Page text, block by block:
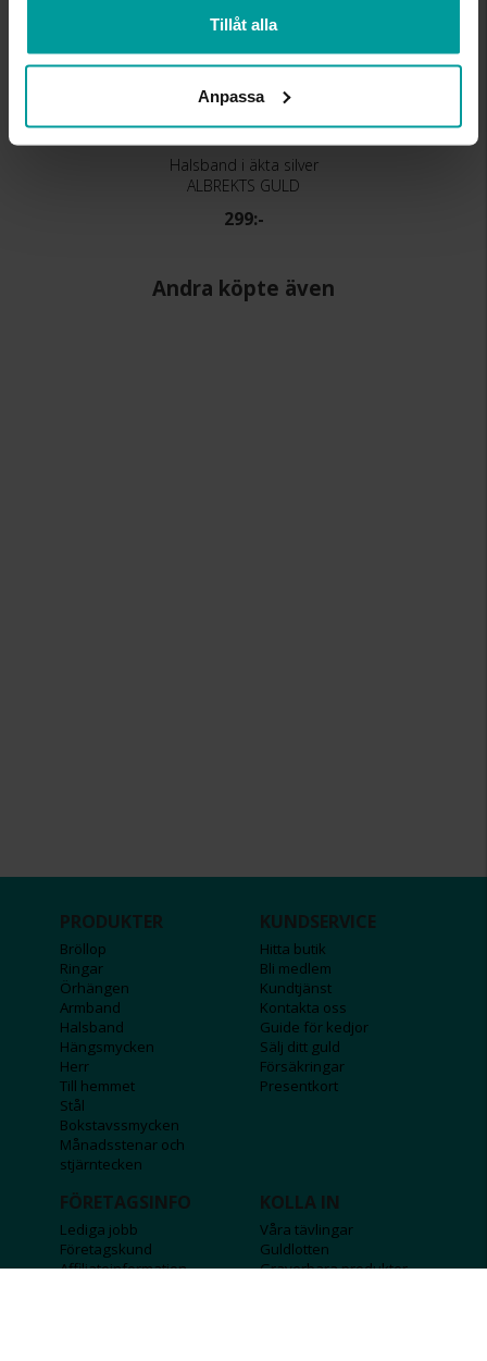
Tillåt alla
Anpassa
Halsband i äkta silver
ALBREKTS GULD
299:-
Andra köpte även
PRODUKTER
Bröllop
Ringar
Örhängen
Armband
Halsband
Hängsmycken
Herr
Till hemmet
Stål
Bokstavssmycken
Månadsstenar och
stjärntecken
KUNDSERVICE
Hitta butik
Bli medlem
Kundtjänst
Kontakta oss
Guide för kedjor
Sälj ditt guld
Försäkringar
Presentkort
FÖRETAGSINFO
Lediga jobb
Företagskund
Affiliateinformation
KOLLA IN
Våra tävlingar
Guldlotten
Graverbara produkter